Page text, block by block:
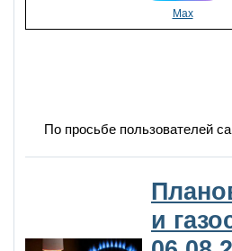
Max
По просьбе пользователей
и